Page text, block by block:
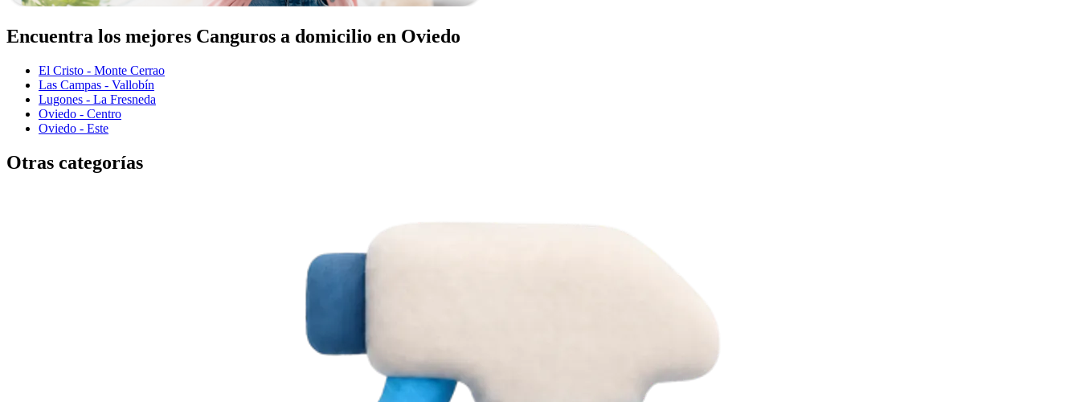
Encuentra los mejores Canguros a domicilio en Oviedo
El Cristo - Monte Cerrao
Las Campas - Vallobín
Lugones - La Fresneda
Oviedo - Centro
Oviedo - Este
Otras categorías